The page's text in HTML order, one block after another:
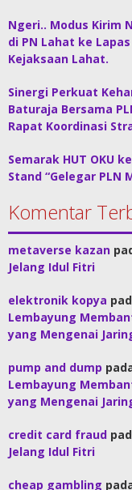
Ngeri.. Modus Kirim
di PN Lahat ke
Kejaksaan Lahat.
Sinergi Perkuat
Baturaja Bersama
Rapat Koordinasi
Semarak HUT OKU
Stand “Gelegar PLN
Komentar
metaverse kazan
Jelang Idul Fitri
elektronik kopya
Lembayung
yang Mengenai
pump and dump
Lembayung
yang Mengenai
credit card fraud
Jelang Idul Fitri
cheap gambling